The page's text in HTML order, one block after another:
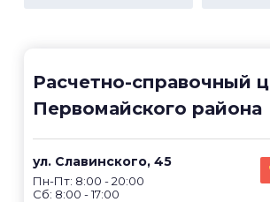
Расчетно-справочный
Первомайского района
ул. Славинского, 45
Пн-Пт: 8:00 - 20:00
Сб: 8:00 - 17:00